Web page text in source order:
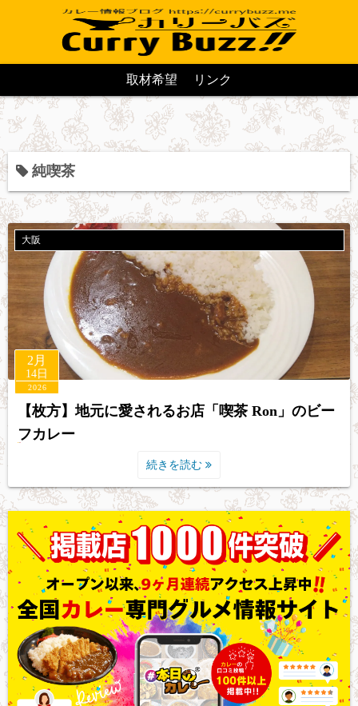
取材希望 リンク
純喫茶
大阪
2月
14日
2026
【枚方】地元に愛されるお店「喫茶 Ron」のビー
フカレー
続きを読む